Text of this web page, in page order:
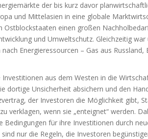
der bis kurz davor
und Mittelasien in eine globale
Ostblockstaaten einen großen
und Umweltschutz. Gleichzeitig
Energieressourcen – Gas aus
aus dem Westen in die
dortige Unsicherheit absichern und den
der Investoren die Möglichkeit gibt,
verklagen, wenn sie „enteignet“ werden.
Bedingungen für ihre Investitionen durch
nur die Regeln, die Investoren